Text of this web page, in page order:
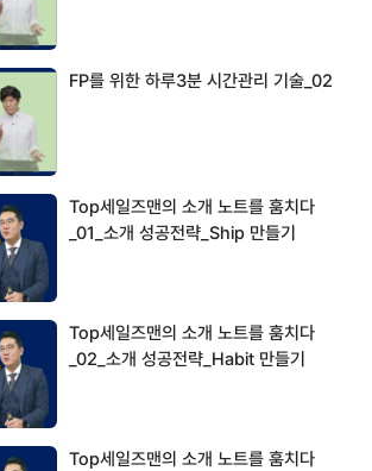
FP를 위한 하루3분 시간관리 기술_02
Top세일즈맨의 소개 노트를 훔치다
_01_소개 성공전략_Ship 만들기
Top세일즈맨의 소개 노트를 훔치다
_02_소개 성공전략_Habit 만들기
Top세일즈맨의 소개 노트를 훔치다